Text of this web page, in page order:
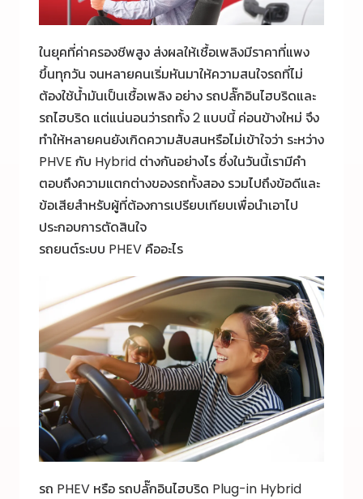
ในยุคที่ค่าครองชีพสูง ส่งผลให้เชื้อเพลิงมีราคาที่แพง
ขึ้นทุกวัน จนหลายคนเริ่มหันมาให้ความสนใจรถที่ไม่
ต้องใช้น้ำมันเป็นเชื้อเพลิง อย่าง รถปลั๊กอินไฮบริดและ
รถไฮบริด แต่แน่นอนว่ารถทั้ง 2 แบบนี้ ค่อนข้างใหม่ จึง
ทำให้หลายคนยังเกิดความสับสนหรือไม่เข้าใจว่า ระหว่าง
PHVE กับ Hybrid ต่างกันอย่างไร ซึ่งในวันนี้เรามีคำ
ตอบถึงความแตกต่างของรถทั้งสอง รวมไปถึงข้อดีและ
ข้อเสียสำหรับผู้ที่ต้องการเปรียบเทียบเพื่อนำเอาไป
ประกอบการตัดสินใจ
รถยนต์ระบบ PHEV คืออะไร
รถ PHEV หรือ รถปลั๊กอินไฮบริด Plug-in Hybrid